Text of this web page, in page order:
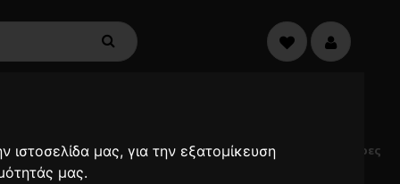
ιστοσελίδα μας, για την εξατομίκευση
μας.
Electric
Scooters
Μικροσυσκευές Προσφορές Ανεμιστήρες